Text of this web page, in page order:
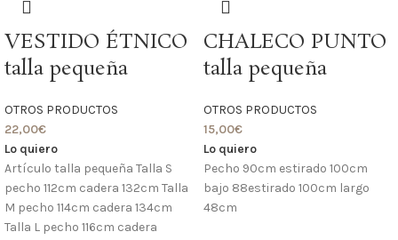
VESTIDO ÉTNICO
talla pequeña
OTROS PRODUCTOS
22,00€
Lo quiero
Artículo talla pequeña Talla S
pecho 112cm cadera 132cm Talla
M pecho 114cm cadera 134cm
Talla L pecho 116cm cadera
CHALECO PUNTO
talla pequeña
OTROS PRODUCTOS
15,00€
Lo quiero
Pecho 90cm estirado 100cm
bajo 88estirado 100cm largo
48cm